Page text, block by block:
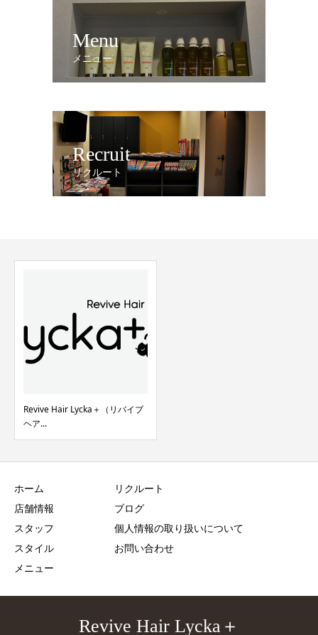
Menu
メニュー
Recruit
リクルート
Revive Hair Lycka＋（リバイブ
ヘア...
ホーム
店舗情報
スタッフ
スタイル
メニュー
リクルート
ブログ
個人情報の取り扱いについて
お問い合わせ
Revive Hair Lycka＋